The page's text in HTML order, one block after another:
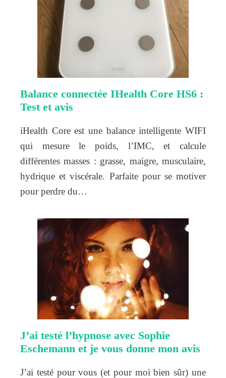
Balance connectée IHealth Core HS6 :
Test et avis
iHealth Core est une balance intelligente WIFI
qui mesure le poids, l’IMC, et calcule
différentes masses : grasse, maigre, musculaire,
hydrique et viscérale. Parfaite pour se motiver
pour perdre du…
J’ai testé l’hypnose avec Sophie
Eschemann et je vous donne mon avis
J’ai testé pour vous (et pour moi bien sûr) une